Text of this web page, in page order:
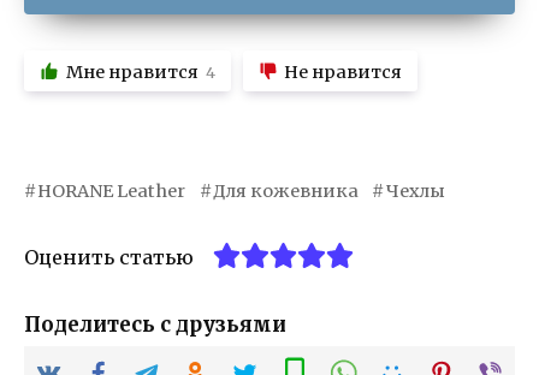
Мне нравится 4 Не нравится
HORANE Leather Для кожевника Чехлы
Оценить статью
Поделитесь с друзьями